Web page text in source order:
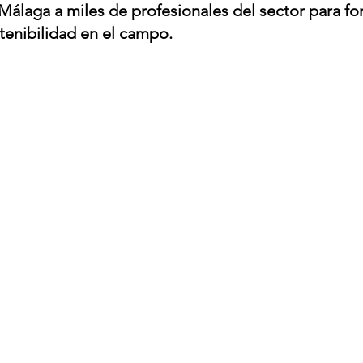
a miles de profesionales del sector para
en el campo.